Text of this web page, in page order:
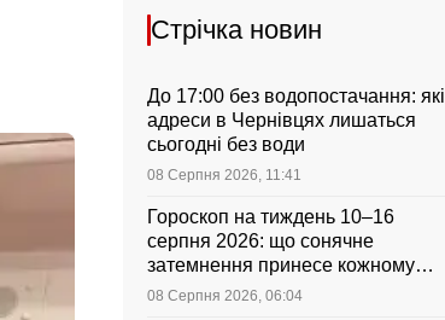
Стрічка новин
До 17:00 без водопостачання: які
адреси в Чернівцях лишаться
сьогодні без води
08 Серпня 2026, 11:41
Гороскоп на тиждень 10–16
серпня 2026: що сонячне
затемнення принесе кожному
знаку зодіаку
08 Серпня 2026, 06:04